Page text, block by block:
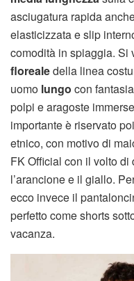
asciugatura rapida
elasticizzata e slip
comodità in spiaggia. Si
florealedella linea
uomo lungo con
polpi e aragoste
importante è riservato
etnico, con motivo di
FK Official con il volto
l’arancione e il giallo.
ecco invece il
perfetto come shorts
vacanza.